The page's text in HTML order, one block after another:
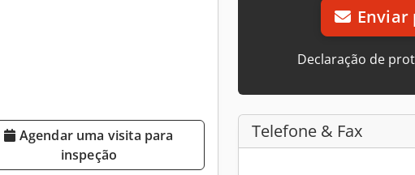
inspeção
Enviar
Declaração de
Telefone & Fax